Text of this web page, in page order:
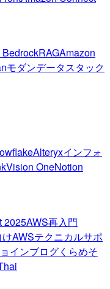
RAGAmazon
モダンデータスタック
Alteryxインフォ
Vision OneNotion
2025AWS再入門
AWSテクニカルサポ
インブログくらめそ